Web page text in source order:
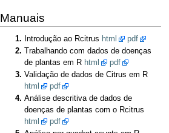
Manuais
Introdução ao Rcitrus html
pdf
Trabalhando com dados de doenças
de plantas em R html
pdf
Validação de dados de Citrus em R
html
pdf
Análise descritiva de dados de
doenças de plantas com o Rcitrus
html
pdf